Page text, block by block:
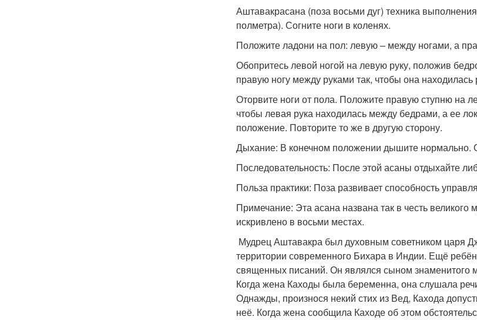
Аштавакрасана (поза восьми дуг) техника
полметра). Согните ноги в коленях.
Положите ладони на пол: левую – между ногами, а
Обопритесь левой ногой на левую руку, положив
правую ногу между руками так, чтобы она
Оторвите ноги от пола. Положите правую ступню на
чтобы левая рука находилась между бедрами, а ее
положение. Повторите то же в другую сторону.
Дыхание: В конечном положении дышите нормально.
Последовательность: После этой асаны отдыхайте
Польза практики: Поза развивает способность
Примечание: Эта асана названа так в честь
искривлено в восьми местах.
Мудрец Аштавакра был духовным советником царя
территории современного Бихара в Индии. Ещё
священных писаний. Он являлся сыном знаменитого
Когда жена Каходы была беременна, она слушала
Однажды, произнося некий стих из Вед, Кахода
неё. Когда жена сообщила Каходе об этом